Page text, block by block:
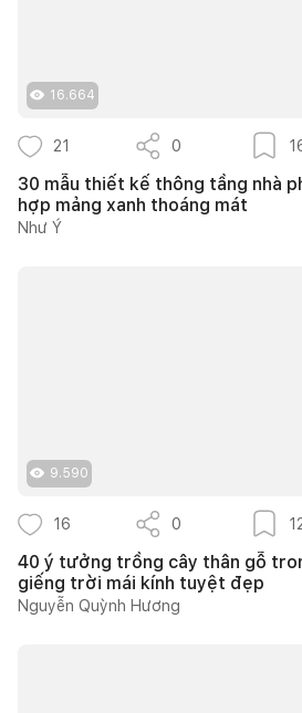
16.664
21 0
30 mẫu thiết kế thông tầng nhà
hợp mảng xanh thoáng mát
Như Ý
9.590
16 0
40 ý tưởng trồng cây thân gỗ
giếng trời mái kính tuyệt đẹp
Nguyễn Quỳnh Hương